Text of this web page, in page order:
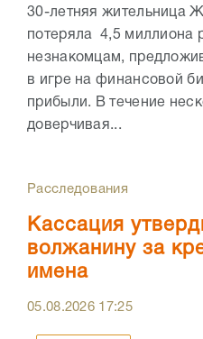
30-летняя жительница
потеряла 4,5 миллиона
незнакомцам,
в игре на финансовой
прибыли. В течение
доверчивая...
Расследования
Кассация
волжанину за
имена
05.08.2026 17:25